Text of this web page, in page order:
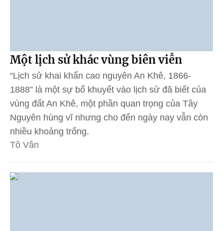
Một lịch sử khác vùng biên viễn
“Lịch sử khai khẩn cao nguyên An Khê, 1866-
1888” là một sự bổ khuyết vào lịch sử đã biết của
vùng đất An Khê, một phần quan trọng của Tây
Nguyên hùng vĩ nhưng cho đến ngày nay vẫn còn
nhiều khoảng trống.
Tô Vân